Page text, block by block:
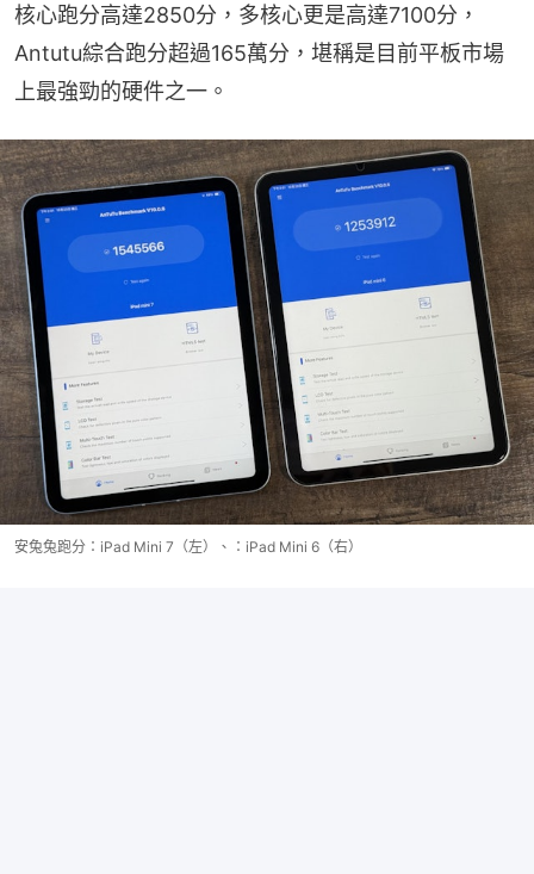
核心跑分高達2850分，多核心更是高達7100分，
Antutu綜合跑分超過165萬分，堪稱是目前平板市場
上最強勁的硬件之一。
安兔兔跑分：iPad Mini 7（左）、：iPad Mini 6（右）